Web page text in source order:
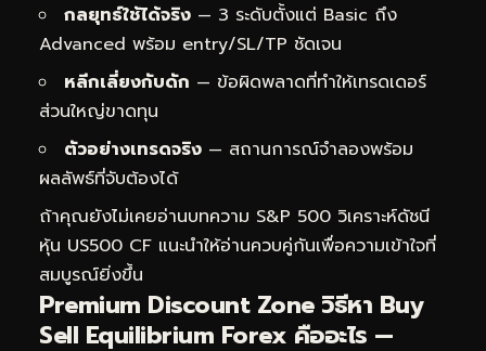
กลยุทธ์ใช้ได้จริง — 3 ระดับตั้งแต่ Basic ถึง
Advanced พร้อม entry/SL/TP ชัดเจน
หลีกเลี่ยงกับดัก — ข้อผิดพลาดที่ทำให้เทรดเดอร์
ส่วนใหญ่ขาดทุน
ตัวอย่างเทรดจริง — สถานการณ์จำลองพร้อม
ผลลัพธ์ที่จับต้องได้
ถ้าคุณยังไม่เคยอ่านบทความ S&P 500 วิเคราะห์ดัชนี
หุ้น US500 CF แนะนำให้อ่านควบคู่กันเพื่อความเข้าใจที่
สมบูรณ์ยิ่งขึ้น
Premium Discount Zone วิธีหา Buy
Sell Equilibrium Forex คืออะไร —